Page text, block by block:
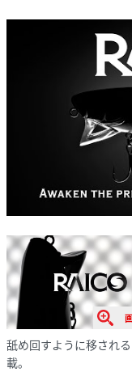
舐め回すように移され
載。